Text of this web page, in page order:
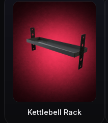
Kettlebell Rack